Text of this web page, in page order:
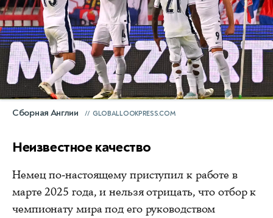
Сборная Англии GLOBALLOOKPRESS.COM
Неизвестное качество
Немец по-настоящему приступил к работе в
марте 2025 года, и нельзя отрицать, что отбор к
чемпионату мира под его руководством